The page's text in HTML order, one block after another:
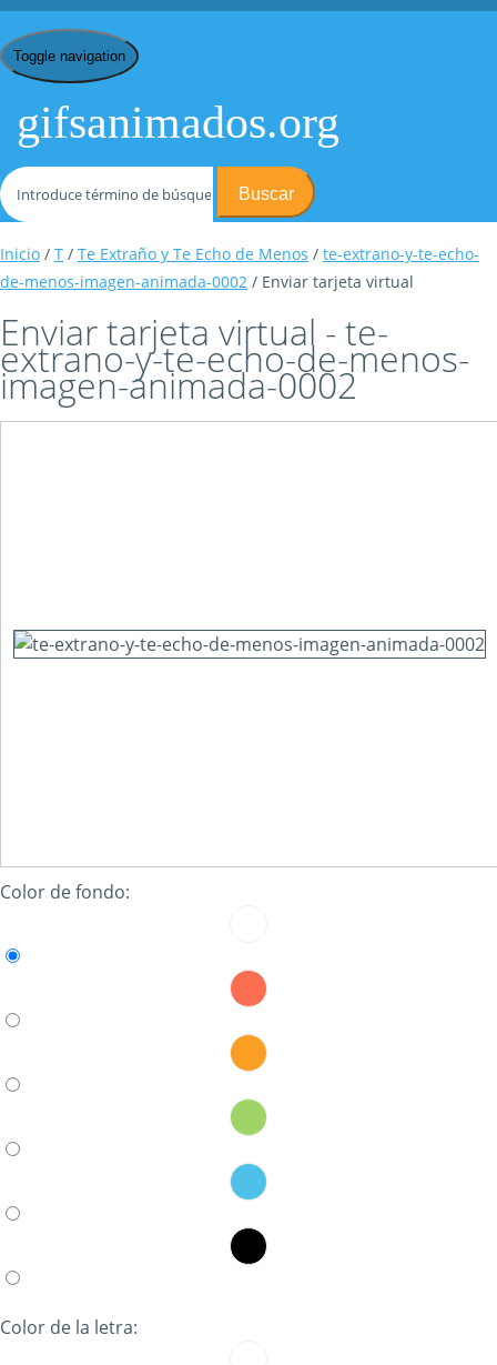
Toggle navigation
gifsanimados.org
Buscar
Inicio / T / Te Extraño y Te Echo de Menos / te-extrano-y-te-echo-
de-menos-imagen-animada-0002 / Enviar tarjeta virtual
Enviar tarjeta virtual - te-
extrano-y-te-echo-de-menos-
imagen-animada-0002
Color de fondo:
Color de la letra: